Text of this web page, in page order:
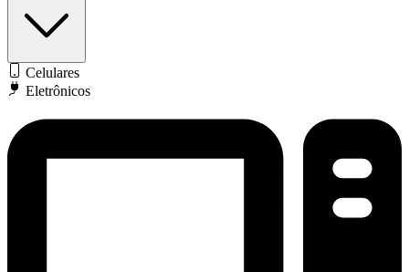
Celulares
Eletrônicos